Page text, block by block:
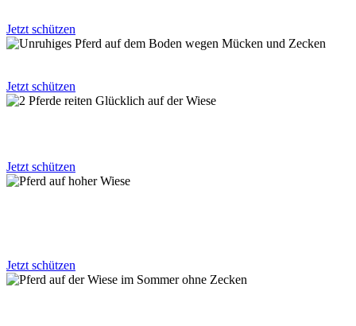
Jetzt schützen
Jetzt schützen
Jetzt schützen
Jetzt schützen